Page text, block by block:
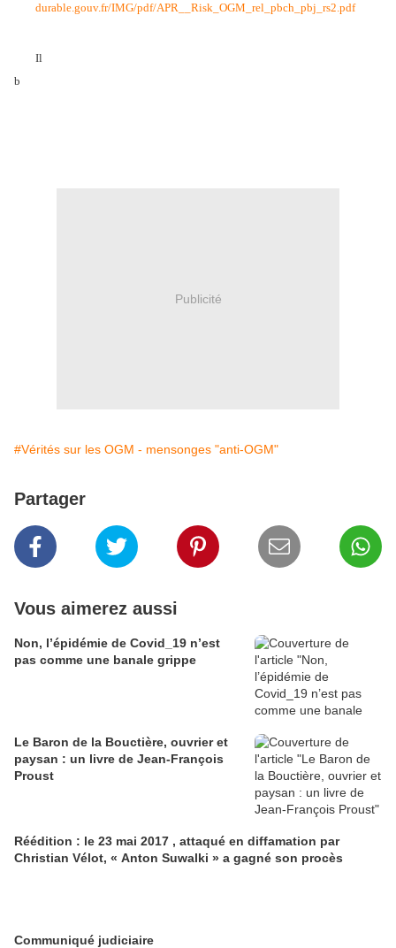
durable.gouv.fr/IMG/pdf/APR__Risk_OGM_rel_pbch_pbj_rs2.pdf
Il
b
Publicité
#Vérités sur les OGM - mensonges "anti-OGM"
Partager
Vous aimerez aussi
Non, l’épidémie de Covid_19 n’est
pas comme une banale grippe
Le Baron de la Bouctière, ouvrier et
paysan : un livre de Jean-François
Proust
Réédition : le 23 mai 2017 , attaqué en diffamation par
Christian Vélot, « Anton Suwalki » a gagné son procès
Communiqué judiciaire